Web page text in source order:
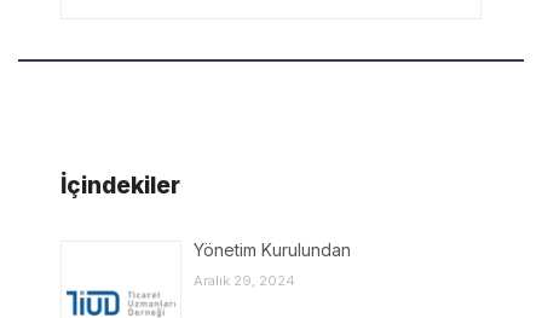
İçindekiler
Yönetim Kurulundan
Aralık 29, 2024